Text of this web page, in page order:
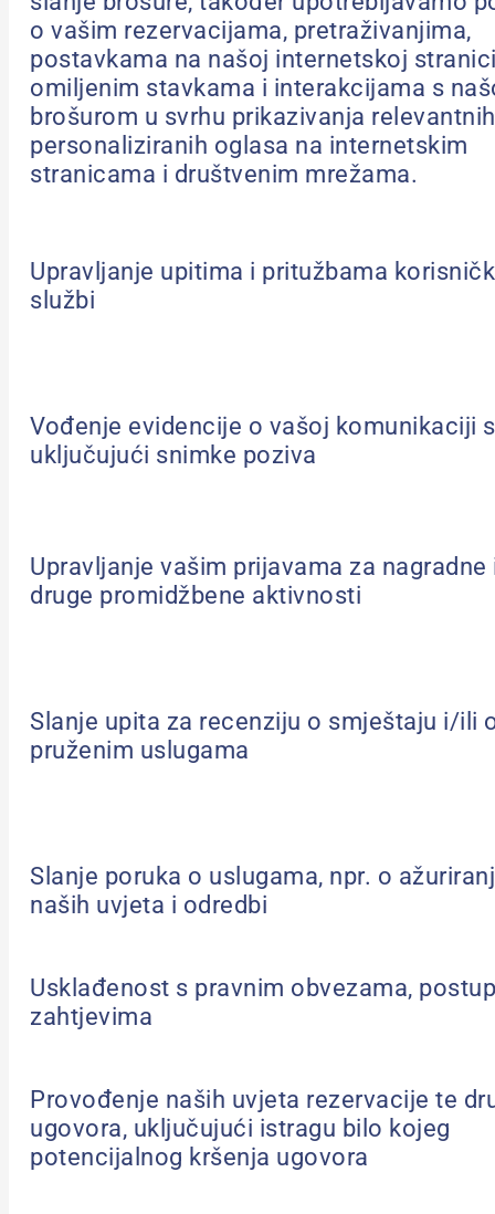
o vašim rezervacijama, pretraživanjima,
postavkama na našoj internetskoj
omiljenim stavkama i interakcijama s
brošurom u svrhu prikazivanja
personaliziranih oglasa na internetskim
stranicama i društvenim mrežama.
Upravljanje upitima i pritužbama
službi
Vođenje evidencije o vašoj komunikaciji
uključujući snimke poziva
Upravljanje vašim prijavama za nagradne
druge promidžbene aktivnosti
Slanje upita za recenziju o smještaju i/ili
pruženim uslugama
Slanje poruka o uslugama, npr. o
naših uvjeta i odredbi
Usklađenost s pravnim obvezama,
zahtjevima
Provođenje naših uvjeta rezervacije te
ugovora, uključujući istragu bilo kojeg
potencijalnog kršenja ugovora